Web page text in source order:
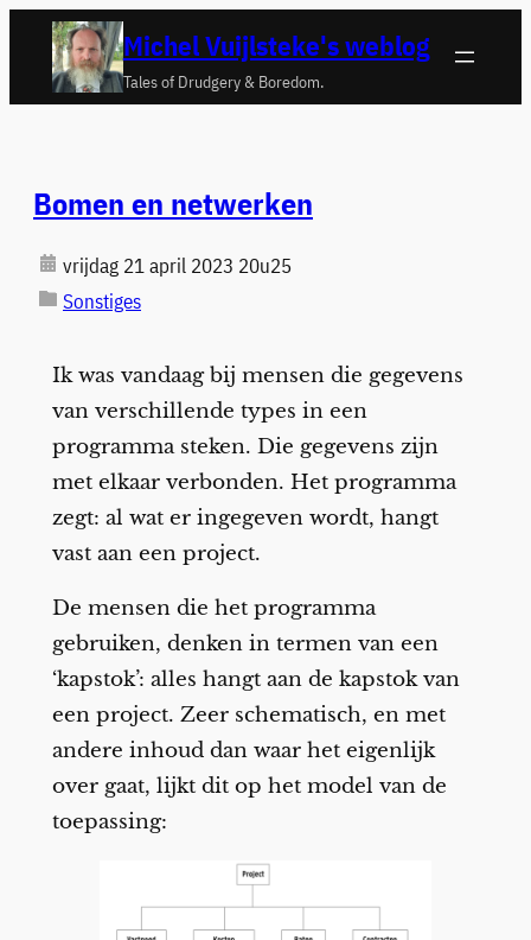
naar
Michel Vuijlsteke's weblog
Tales of Drudgery & Boredom.
Bomen en netwerken
vrijdag 21 april 2023 20u25
Sonstiges
Ik was vandaag bij mensen die gegevens
van verschillende types in een
programma steken. Die gegevens zijn
met elkaar verbonden. Het programma
zegt: al wat er ingegeven wordt, hangt
vast aan een project.
De mensen die het programma
gebruiken, denken in termen van een
‘kapstok’: alles hangt aan de kapstok van
een project. Zeer schematisch, en met
andere inhoud dan waar het eigenlijk
over gaat, lijkt dit op het model van de
toepassing: